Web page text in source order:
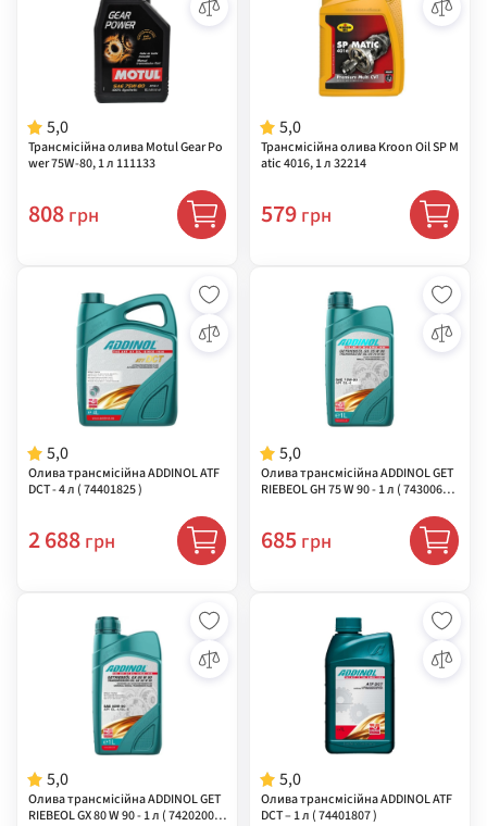
5,0
Трансмісійна олива Motul Gear Po
wer 75W-80, 1 л 111133
808 грн
5,0
Трансмісійна олива Kroon Oil SP M
atic 4016, 1 л 32214
579 грн
5,0
Олива трансмісійна ADDINOL ATF
DCT - 4 л ( 74401825 )
2 688 грн
5,0
Олива трансмісійна ADDINOL GET
RIEBEOL GН 75 W 90 - 1 л ( 74300607
685 грн
5,0
Олива трансмісійна ADDINOL GET
RIEBEOL GX 80 W 90 - 1 л ( 74202007
5,0
Олива трансмісійна ADDINOL ATF
DCT – 1 л ( 74401807 )